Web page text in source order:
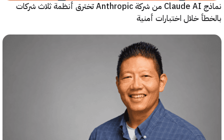
نماذج Claude AI من شركة Anthropic تخترق أنظمة ثلاث شركات
خلال اختبارات أمنية